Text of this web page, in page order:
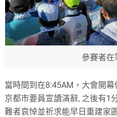
參賽者在
當時間到在8:45AM ，大會開
京都市要員宣讀演辭, 之後有1
難者哀悼並祈求能早日重建家